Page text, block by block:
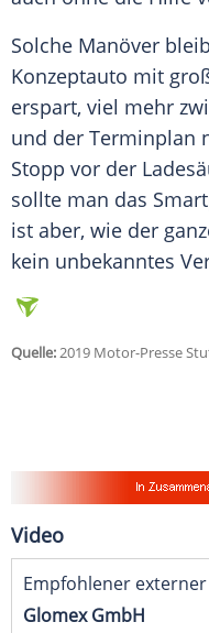
Solche Manöver
Konzeptauto mit
erspart, viel mehr
und der Terminplan
Stopp vor der
sollte man das
ist aber, wie der
kein unbekanntes
Quelle:2019 Motor-Presse
Video
Empfohlener
Glomex GmbH